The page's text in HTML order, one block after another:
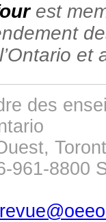
est
des
961-8800